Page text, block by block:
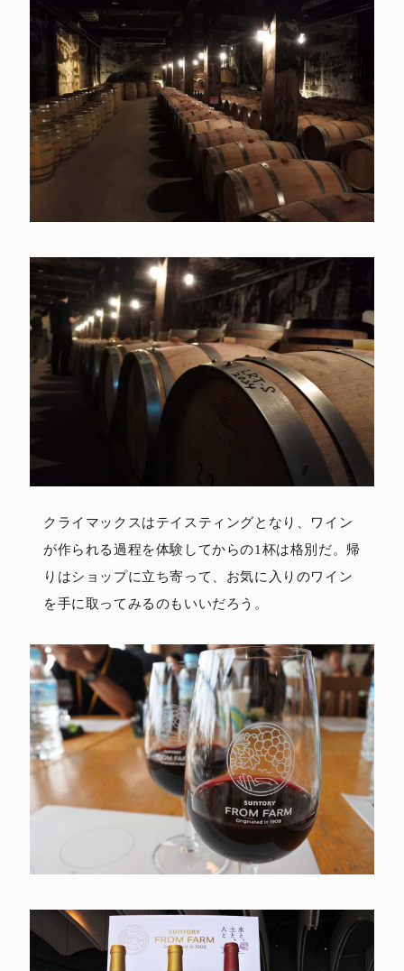
クライマックスはテイスティングとなり、ワイン
が作られる過程を体験してからの1杯は格別だ。帰
りはショップに立ち寄って、お気に入りのワイン
を手に取ってみるのもいいだろう。